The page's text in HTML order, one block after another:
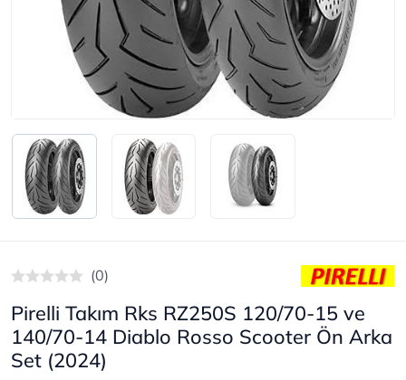
(0)
Pirelli Takım Rks RZ250S 120/70-15 ve
140/70-14 Diablo Rosso Scooter Ön Arka
Set (2024)